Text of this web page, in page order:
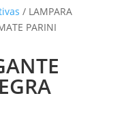
/ LAMPARA
PARINI